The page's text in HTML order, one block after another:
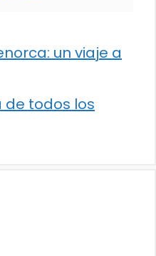
un viaje a
de todos los